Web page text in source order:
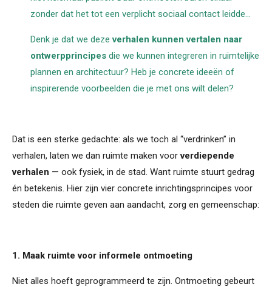
zonder dat het tot een verplicht sociaal contact leidde...
Denk je dat we dezeverhalen kunnen vertalen naar
ontwerpprincipes die we kunnen integreren in ruimtelijke
plannen en architectuur? Heb je concrete ideeën of
inspirerende voorbeelden die je met ons wilt delen?
Dat is een sterke gedachte: als we toch al “verdrinken” in
verhalen, laten we dan ruimte maken voorverdiepende
verhalen — ook fysiek, in de stad. Want ruimte stuurt gedrag
én betekenis. Hier zijn vier concrete inrichtingsprincipes voor
steden die ruimte geven aan aandacht, zorg en gemeenschap:
1. Maak ruimte voor informele ontmoeting
Niet alles hoeft geprogrammeerd te zijn. Ontmoeting gebeurt